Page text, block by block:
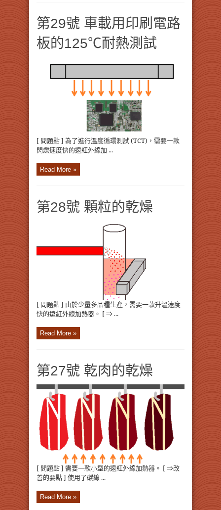
第29號 車載用印刷電路
板的125℃耐熱測試
[ 問題點 ] 為了進行溫度循環測試 (TCT)，需要一款
閃爍速度快的遠紅外線加 ...
Read More »
第28號 顆粒的乾燥
[ 問題點 ] 由於少量多品種生產，需要一款升溫速度
快的遠紅外線加熱器。 [ ⇒ ...
Read More »
第27號 乾肉的乾燥
[ 問題點 ] 需要一款小型的遠紅外線加熱器。 [ ⇒改
善的要點 ] 使用了碳線 ...
Read More »